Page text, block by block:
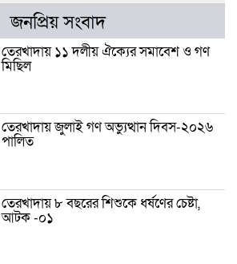
জনপ্রিয় সংবাদ
তেরখাদায় ১১ দলীয় ঐক্যের সমাবেশ ও গণ
মিছিল
তেরখাদায় জুলাই গণ অভ্যুত্থান দিবস-২০২৬
পালিত
তেরখাদায় ৮ বছরের শিশুকে ধর্ষণের চেষ্টা,
আটক -০১